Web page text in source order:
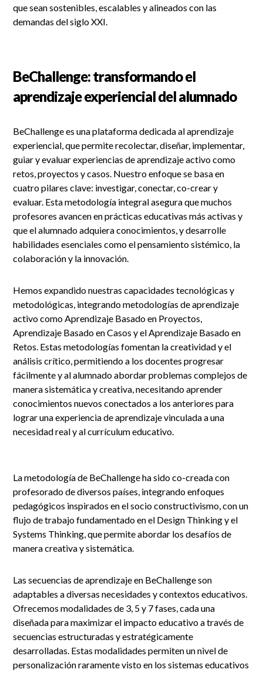
que sean sostenibles, escalables y alineados con las
demandas del siglo XXI.
BeChallenge: transformando el
aprendizaje experiencial del alumnado
BeChallenge es una plataforma dedicada al aprendizaje
experiencial, que permite recolectar, diseñar, implementar,
guiar y evaluar experiencias de aprendizaje activo como
retos, proyectos y casos. Nuestro enfoque se basa en
cuatro pilares clave: investigar, conectar, co-crear y
evaluar. Esta metodología integral asegura que muchos
profesores avancen en prácticas educativas más activas y
que el alumnado adquiera conocimientos, y desarrolle
habilidades esenciales como el pensamiento sistémico, la
colaboración y la innovación.
Hemos expandido nuestras capacidades tecnológicas y
metodológicas, integrando metodologías de aprendizaje
activo como Aprendizaje Basado en Proyectos,
Aprendizaje Basado en Casos y el Aprendizaje Basado en
Retos. Estas metodologías fomentan la creatividad y el
análisis crítico, permitiendo a los docentes progresar
fácilmente y al alumnado abordar problemas complejos de
manera sistemática y creativa, necesitando aprender
conocimientos nuevos conectados a los anteriores para
lograr una experiencia de aprendizaje vinculada a una
necesidad real y al currículum educativo.
La metodología de BeChallenge ha sido co-creada con
profesorado de diversos países, integrando enfoques
pedagógicos inspirados en el socio constructivismo, con un
flujo de trabajo fundamentado en el Design Thinking y el
Systems Thinking, que permite abordar los desafíos de
manera creativa y sistemática.
Las secuencias de aprendizaje en BeChallenge son
adaptables a diversas necesidades y contextos educativos.
Ofrecemos modalidades de 3, 5 y 7 fases, cada una
diseñada para maximizar el impacto educativo a través de
secuencias estructuradas y estratégicamente
desarrolladas. Estas modalidades permiten un nivel de
personalización raramente visto en los sistemas educativos